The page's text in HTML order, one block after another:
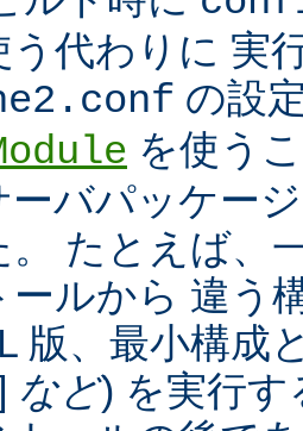
う代わりに 実
の設
を使う
ーバパッケー
。 たとえば、
ールから 違う
版、最小構成
など) を実行